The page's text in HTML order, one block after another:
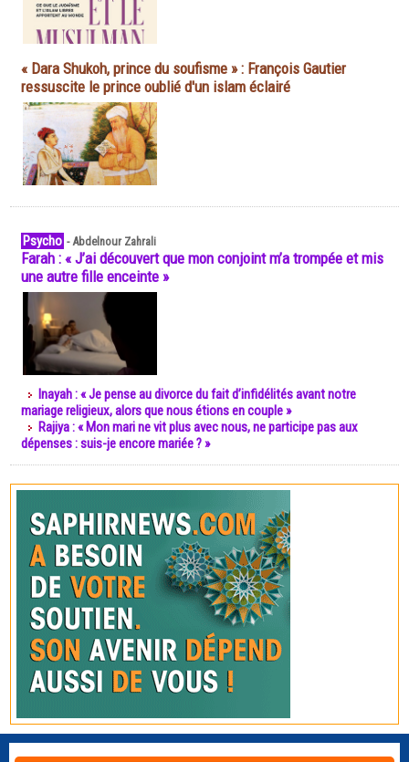
« Dara Shukoh, prince du soufisme » : François Gautier
ressuscite le prince oublié d'un islam éclairé
Psycho -Abdelnour Zahrali
Farah : « J’ai découvert que mon conjoint m’a trompée et mis
une autre fille enceinte »
Inayah : « Je pense au divorce du fait d’infidélités avant notre
mariage religieux, alors que nous étions en couple »
Rajiya : « Mon mari ne vit plus avec nous, ne participe pas aux
dépenses : suis-je encore mariée ? »